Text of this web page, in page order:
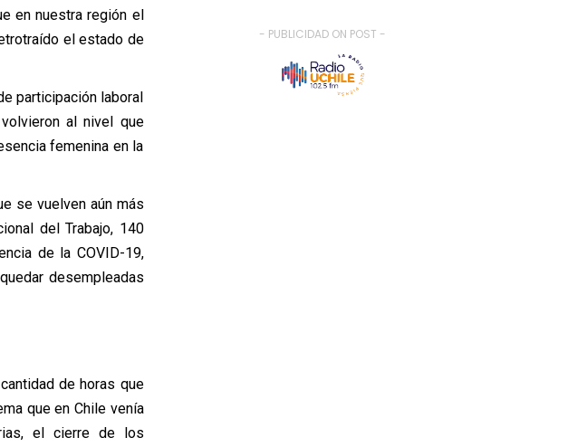
en nuestra región el
el estado de
participación laboral
al nivel que
femenina en la
se vuelven aún más
del Trabajo, 140
de la COVID-19,
desempleadas
de horas que
que en Chile venía
el cierre de los
- PUBLICIDAD ON POST -